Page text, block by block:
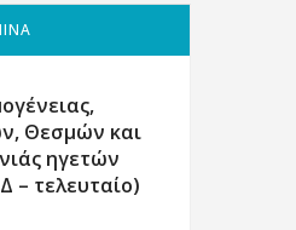
Θεσμών και
ηγετών
– τελευταίο)